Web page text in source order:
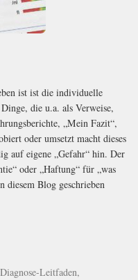
ist ist die individuelle
die u.a. als Verweise,
„Mein Fazit“,
oder umsetzt macht dieses
auf eigene „Gefahr“ hin. Der
oder „Haftung“ für „was
diesem Blog geschrieben
Leitfaden,